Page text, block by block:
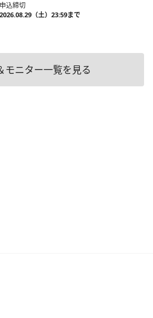
申込締切
2026.08.29（土）23:59まで
モニター一覧を見る